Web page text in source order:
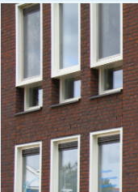
Afspraak
maken
Locaties
Contact
Osteopathie